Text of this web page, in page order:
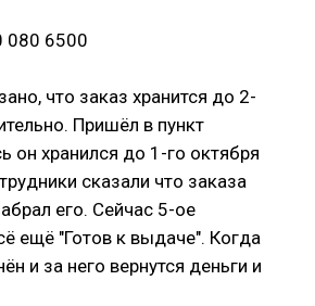
080 6500
что заказ хранится до 2-
Пришёл в пункт
он хранился до 1-го октября
сказали что заказа
его. Сейчас 5-ое
ещё "Готов к выдаче". Когда
и за него вернутся деньги и